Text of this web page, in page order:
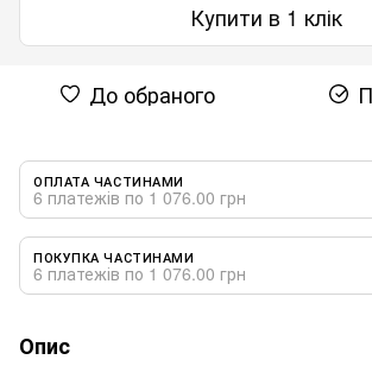
Купити в 1 клік
До обраного
ОПЛАТА ЧАСТИНАМИ
6 платежів по 1 076.00 грн
ПОКУПКА ЧАСТИНАМИ
6 платежів по 1 076.00 грн
Опис